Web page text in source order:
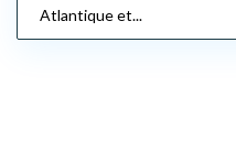
Atlantique et...